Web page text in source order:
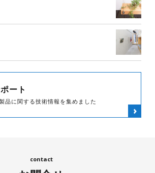
ート
品に関する技術情報を集めました